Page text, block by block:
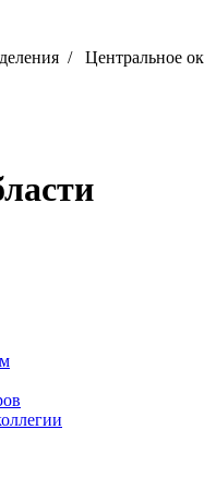
/ Центральное